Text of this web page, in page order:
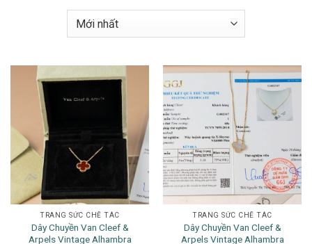
TRANG SỨC CHẾ TÁC
Dây Chuyền Van Cleef &
Arpels Vintage Alhambra
TRANG SỨC CHẾ TÁC
Dây Chuyền Van Cleef &
Arpels Vintage Alhambra